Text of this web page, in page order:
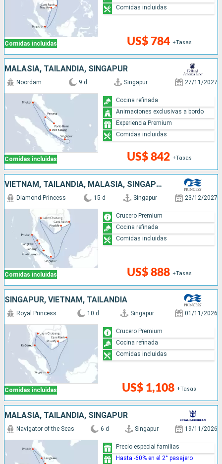
Comidas incluidas US$ 784 +Tasas
Comidas incluidas
MALASIA, TAILANDIA, SINGAPUR
Comidas incluidas
Noordam 9 d Singapur 27/11/2027
US$ 842 +Tasas
Cocina refinada
Animaciones exclusivas a bordo
Experiencia Premium
Comidas incluidas
VIETNAM, TAILANDIA, MALASIA, SINGAPUR
Comidas incluidas
Diamond Princess 15 d Singapur 23/12/2027
US$ 888 +Tasas
Crucero Premium
Cocina refinada
Comidas incluidas
SINGAPUR, VIETNAM, TAILANDIA
Comidas incluidas
Royal Princess 10 d Singapur 01/11/2026
US$ 1,108 +Tasas
Crucero Premium
Cocina refinada
Comidas incluidas
MALASIA, TAILANDIA, SINGAPUR
Navigator of the Seas 6 d Singapur 19/11/2026
Precio especial familias
Hasta -60% en el 2° pasajero